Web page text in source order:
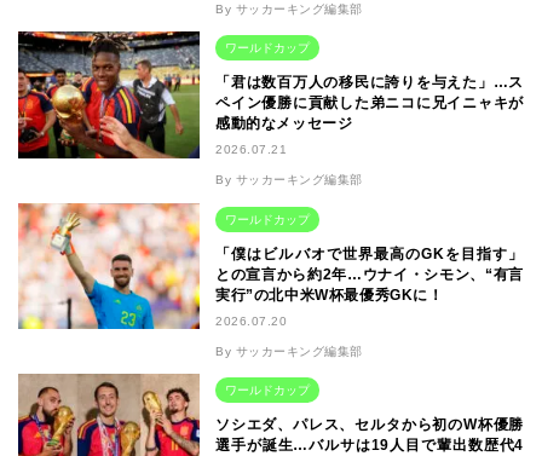
By サッカーキング編集部
ワールドカップ
「君は数百万人の移民に誇りを与えた」…ス
ペイン優勝に貢献した弟ニコに兄イニャキが
感動的なメッセージ
2026.07.21
By サッカーキング編集部
ワールドカップ
「僕はビルバオで世界最高のGKを目指す」
との宣言から約2年…ウナイ・シモン、“有言
実行”の北中米W杯最優秀GKに！
2026.07.20
By サッカーキング編集部
ワールドカップ
ソシエダ、パレス、セルタから初のW杯優勝
選手が誕生…バルサは19人目で輩出数歴代4